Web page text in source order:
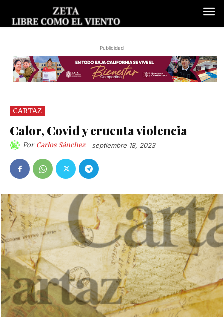
Publicidad
CARTAZ
Calor, Covid y cruenta violencia
Por Carlos Sánchez septiembre 18, 2023